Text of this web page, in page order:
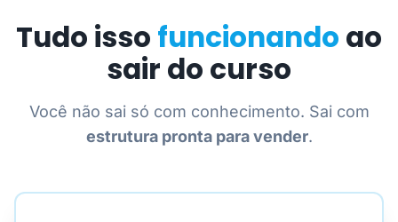
Tudo isso funcionando ao
sair do curso
Você não sai só com conhecimento. Sai com
estrutura pronta para vender.